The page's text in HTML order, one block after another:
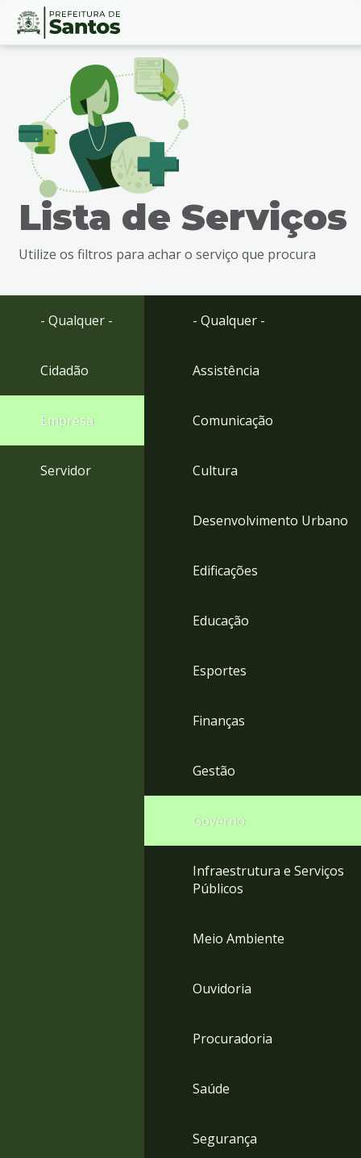
Ir
busca
Ir
Conteúdo
Lista de Serviços
Utilize os filtros para achar o serviço que procura
- Qualquer -
Cidadão
Empresa
Servidor
- Qualquer -
Assistência
Comunicação
Cultura
Desenvolvimento Urbano
Edificações
Educação
Esportes
Finanças
Gestão
Governo
Infraestrutura e Serviços
Públicos
Meio Ambiente
Ouvidoria
Procuradoria
Saúde
Segurança